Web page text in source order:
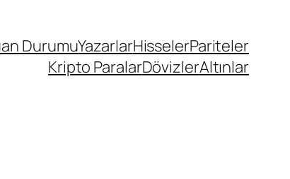
DurumuYazarlarHisselerPariteler
Kripto ParalarDövizlerAltınlar